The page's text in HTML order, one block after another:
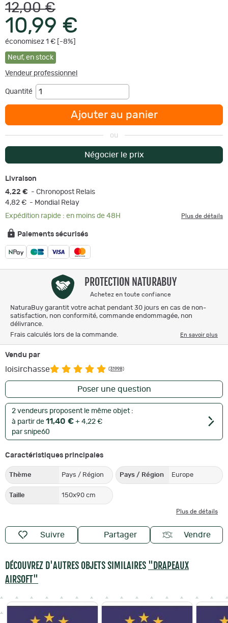
12,00 €
10,99 €
économisez 1 € [-8%]
Neuf, en stock
Vendeur professionnel
Quantité
Ajouter au panier
ou
Négocier le prix
Livraison
4,22 € - Chronopost Relais
4,82 € - Mondial Relay
Expédition rapide : en moins de 48H
Plus de détails
Paiements sécurisés
PROTECTION NATURABUY
Achetez en toute confiance
NaturaBuy garantit votre achat pendant 30 jours en cas de non-
satisfaction, non conformité, commande endommagée, non
délivrance.
Frais calculés lors de la commande.
En savoir plus
Vendu par
loisirchasse (31998)
Poser une question
2 vendeurs proposent le même objet :
à partir de 11,40 € + 4,22 €
par snipe60
Caractéristiques principales
Thème Pays / Région Pays / Région Europe
Taille 150x90 cm
Plus de détails
Suivre Partager Vendre
DÉCOUVREZ D'AUTRES OBJETS SIMILAIRES "DRAPEAUX
AIRSOFT"